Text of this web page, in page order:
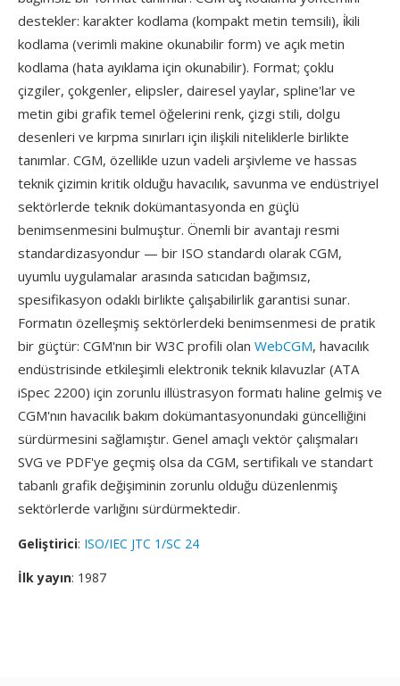
destekler: karakter kodlama (kompakt metin temsili), i̇kili
kodlama (verimli makine okunabilir form) ve açık metin
kodlama (hata ayıklama için okunabilir). Format; çoklu
çizgiler, çokgenler, elipsler, dairesel yaylar, spline'lar ve
metin gibi grafik temel öğelerini renk, çizgi stili, dolgu
desenleri ve kırpma sınırları için ilişkili niteliklerle birlikte
tanımlar. CGM, özellikle uzun vadeli arşivleme ve hassas
teknik çizimin kritik olduğu havacılık, savunma ve endüstriyel
sektörlerde teknik dokümantasyonda en güçlü
benimsenmesini bulmuştur. Önemli bir avantajı resmi
standardizasyondur — bir ISO standardı olarak CGM,
uyumlu uygulamalar arasında satıcıdan bağımsız,
spesifikasyon odaklı birlikte çalışabilirlik garantisi sunar.
Formatın özelleşmiş sektörlerdeki benimsenmesi de pratik
bir güçtür: CGM'nın bir W3C profili olan WebCGM, havacılık
endüstrisinde etkileşimli elektronik teknik kılavuzlar (ATA
iSpec 2200) için zorunlu illüstrasyon formatı haline gelmiş ve
CGM'nın havacılık bakım dokümantasyonundaki güncelliğini
sürdürmesini sağlamıştır. Genel amaçlı vektör çalışmaları
SVG ve PDF'ye geçmiş olsa da CGM, sertifikalı ve standart
tabanlı grafik değişiminin zorunlu olduğu düzenlenmiş
sektörlerde varlığını sürdürmektedir.
Geliştirici: ISO/IEC JTC 1/SC 24
İlk yayın: 1987